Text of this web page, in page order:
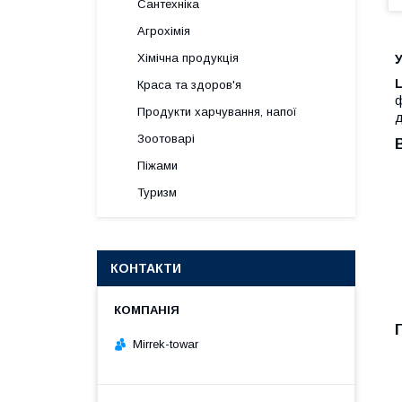
Сантехніка
Агрохімія
Хімічна продукція
Краса та здоров'я
Продукти харчування, напої
Зоотоварі
Піжами
Туризм
КОНТАКТИ
Mirrek-towar